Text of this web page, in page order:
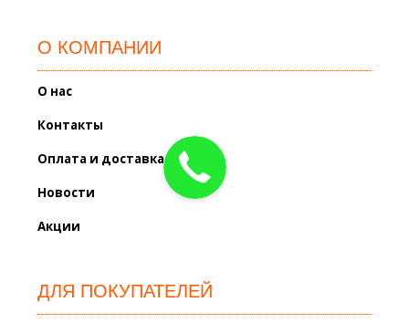
О КОМПАНИИ
О нас
Контакты
Оплата и доставка
Новости
Акции
ДЛЯ ПОКУПАТЕЛЕЙ